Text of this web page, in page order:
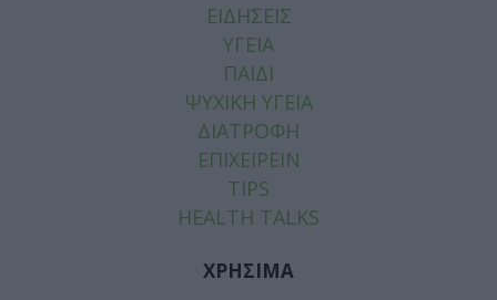
ΕΙΔΗΣΕΙΣ
ΥΓΕΙΑ
ΠΑΙΔΙ
ΨΥΧΙΚΗ ΥΓΕΙΑ
ΔΙΑΤΡΟΦΗ
ΕΠΙΧΕΙΡΕΙΝ
TIPS
HEALTH TALKS
ΧΡΗΣΙΜΑ